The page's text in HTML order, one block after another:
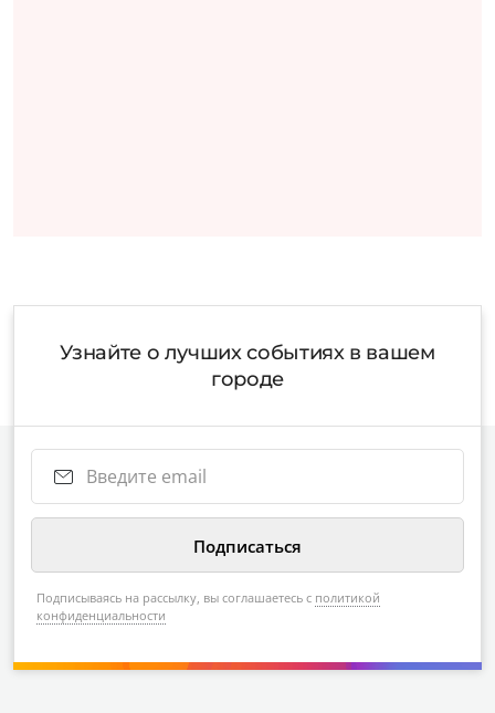
Узнайте о лучших событиях в вашем
городе
Подписываясь на рассылку, вы соглашаетесь с политикой
конфиденциальности